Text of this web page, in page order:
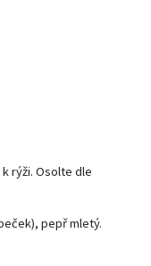
rýži. Osolte dle
pepř mletý.